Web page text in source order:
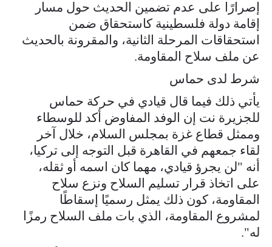
إصرارًا على عدم تضمين الحديث حول مسار
إقامة دولة فلسطينية كاستحقاق ضمن
استحقاقات المرحلة الثانية، والمقرونة بالحديث
عن ملف سلاح المقاومة.
شرط لدى حماس
يأتي ذلك فيما قال قيادي في حركة حماس
للجزيرة نت إن الوفد المفاوض أكد للوسطاء
وممثل قطاع غزة بمجلس السلام، خلال آخر
لقاء جمعهم في القاهرة قبل التوجه إلى تركيا،
أنه "لن يجرؤ قيادي، مهما كان اسمه أو ثقله،
على اتخاذ قرار تسليم السلاح ونزع سلاح
المقاومة، كون ذلك يمثل رسميًا إسقاطًا
لمشروع المقاومة، الذي بات ملف السلاح رمزًا
له".